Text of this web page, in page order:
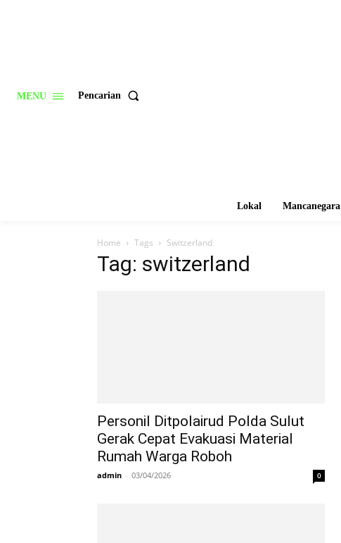
MENU Pencarian
Lokal Mancanegara
Home Tags Switzerland
Tag: switzerland
Personil Ditpolairud Polda Sulut
Gerak Cepat Evakuasi Material
Rumah Warga Roboh
admin - 03/04/2026 0